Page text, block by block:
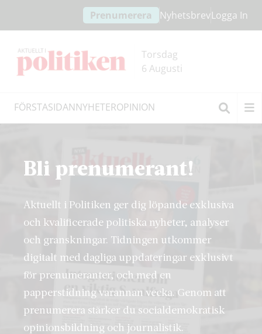
innehållet
headern
Prenumerera NyhetsbrevLogga In
Torsdag
6 Augusti
FÖRSTASIDANNYHETEROPINION
Bli prenumerant!
Aktuellt i Politiken ger dig löpande exklusiva
och kvalificerade politiska nyheter, analyser
och granskningar. Tidningen utkommer
digitalt med dagliga uppdateringar exklusivt
för prenumeranter, och med en
papperstidning varannan vecka. Genom att
prenumerera stärker du socialdemokratisk
opinionsbildning och journalistik.